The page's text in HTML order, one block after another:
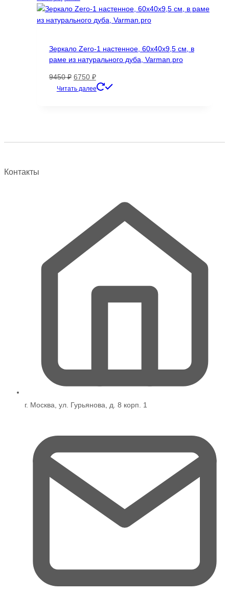
Зеркало Zero-1 настенное, 60х40х9,5 см, в
раме из натурального дуба, Varman.pro
9450₽ Первоначальная
цена
6750 ₽Текущая
цена:
Читать далее
Контакты
г. Москва, ул. Гурьянова, д. 8 корп. 1